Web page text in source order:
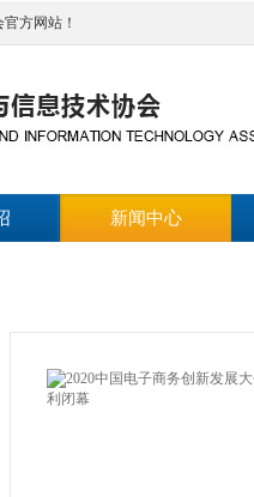
方网站！
新闻中心